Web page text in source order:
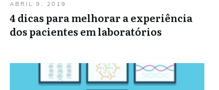
ABRIL 9, 2019
4 dicas para melhorar a experiência
dos pacientes em laboratórios